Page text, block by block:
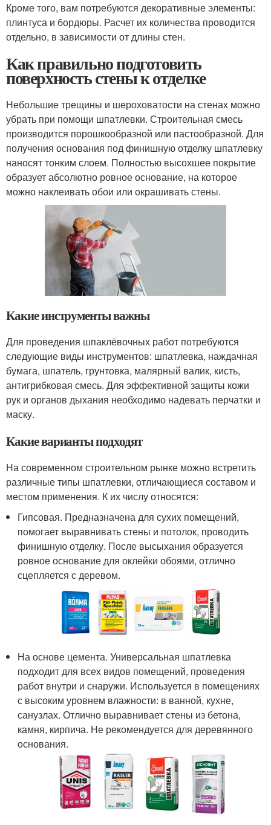
Кроме того, вам потребуются декоративные элементы:
плинтуса и бордюры. Расчет их количества проводится
отдельно, в зависимости от длины стен.
Как правильно подготовить
поверхность стены к отделке
Небольшие трещины и шероховатости на стенах можно
убрать при помощи шпатлевки. Строительная смесь
производится порошкообразной или пастообразной. Для
получения основания под финишную отделку шпатлевку
наносят тонким слоем. Полностью высохшее покрытие
образует абсолютно ровное основание, на которое
можно наклеивать обои или окрашивать стены.
Какие инструменты важны
Для проведения шпаклёвочных работ потребуются
следующие виды инструментов: шпатлевка, наждачная
бумага, шпатель, грунтовка, малярный валик, кисть,
антигрибковая смесь. Для эффективной защиты кожи
рук и органов дыхания необходимо надевать перчатки и
маску.
Какие варианты подходят
На современном строительном рынке можно встретить
различные типы шпатлевки, отличающиеся составом и
местом применения. К их числу относятся:
Гипсовая. Предназначена для сухих помещений,
помогает выравнивать стены и потолок, проводить
финишную отделку. После высыхания образуется
ровное основание для оклейки обоями, отлично
сцепляется с деревом.
На основе цемента. Универсальная шпатлевка
подходит для всех видов помещений, проведения
работ внутри и снаружи. Используется в помещениях
с высоким уровнем влажности: в ванной, кухне,
санузлах. Отлично выравнивает стены из бетона,
камня, кирпича. Не рекомендуется для деревянного
основания.